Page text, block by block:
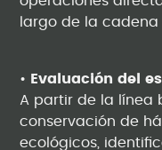
largo de la cadena
•
Evaluación del
A partir de la línea
conservación de
ecológicos,